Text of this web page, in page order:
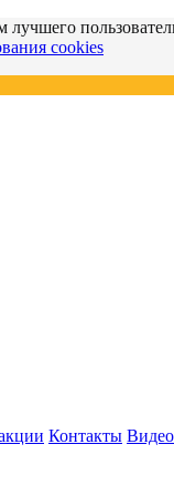
cookies
Контакты